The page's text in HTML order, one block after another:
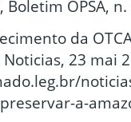
OPSA,
da
23 mai
a-